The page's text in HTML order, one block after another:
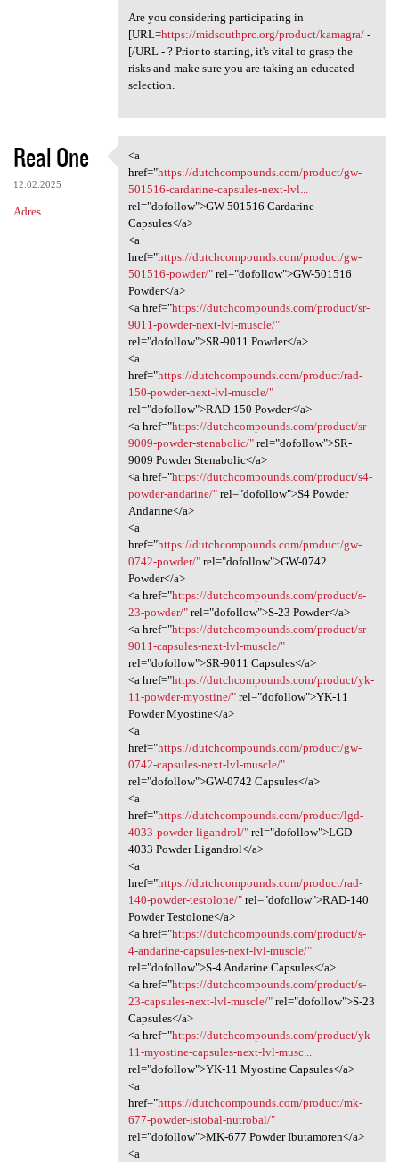
Are you considering participating in
[URL=https://midsouthprc.org/product/kamagra/-
[/URL - ? Prior to starting, it's vital to grasp the
risks and make sure you are taking an educated
selection.
Real One
12.02.2025
Adres
<a href="https:/
<a
href="https://dutchcompounds.com/product/gw-
501516-cardarine-capsules-next-lvl...
rel="dofollow">GW-501516 Cardarine
Capsules</a>
<a
href="https://dutchcompounds.com/product/gw-
501516-powder/"rel="dofollow">GW-501516
Powder</a>
<a href="https://dutchcompounds.com/product/sr-
9011-powder-next-lvl-muscle/"
rel="dofollow">SR-9011 Powder</a>
<a
href="https://dutchcompounds.com/product/rad-
150-powder-next-lvl-muscle/"
rel="dofollow">RAD-150 Powder</a>
<a href="https://dutchcompounds.com/product/sr-
9009-powder-stenabolic/"rel="dofollow">SR-
9009 Powder Stenabolic</a>
<a href="https://dutchcompounds.com/product/s4-
powder-andarine/"rel="dofollow">S4 Powder
Andarine</a>
<a
href="https://dutchcompounds.com/product/gw-
0742-powder/"rel="dofollow">GW-0742
Powder</a>
<a href="https://dutchcompounds.com/product/s-
23-powder/"rel="dofollow">S-23 Powder</a>
<a href="https://dutchcompounds.com/product/sr-
9011-capsules-next-lvl-muscle/"
rel="dofollow">SR-9011 Capsules</a>
<a href="https://dutchcompounds.com/product/yk-
11-powder-myostine/"rel="dofollow">YK-11
Powder Myostine</a>
<a
href="https://dutchcompounds.com/product/gw-
0742-capsules-next-lvl-muscle/"
rel="dofollow">GW-0742 Capsules</a>
<a
href="https://dutchcompounds.com/product/lgd-
4033-powder-ligandrol/"rel="dofollow">LGD-
4033 Powder Ligandrol</a>
<a
href="https://dutchcompounds.com/product/rad-
140-powder-testolone/"rel="dofollow">RAD-140
Powder Testolone</a>
<a href="https://dutchcompounds.com/product/s-
4-andarine-capsules-next-lvl-muscle/"
rel="dofollow">S-4 Andarine Capsules</a>
<a href="https://dutchcompounds.com/product/s-
23-capsules-next-lvl-muscle/"rel="dofollow">S-23
Capsules</a>
<a href="https://dutchcompounds.com/product/yk-
11-myostine-capsules-next-lvl-musc...
rel="dofollow">YK-11 Myostine Capsules</a>
<a
href="https://dutchcompounds.com/product/mk-
677-powder-istobal-nutrobal/"
rel="dofollow">MK-677 Powder Ibutamoren</a>
<a